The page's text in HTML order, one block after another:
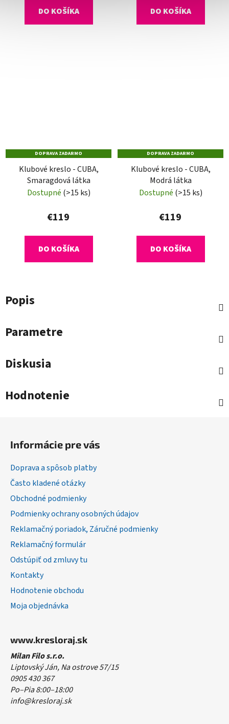
DO KOŠÍKA DO KOŠÍKA
DOPRAVA ZADARMO
Klubové kreslo - CUBA,
Smaragdová látka
Dostupné (>15 ks)
€119
DO KOŠÍKA
DOPRAVA ZADARMO
Klubové kreslo - CUBA,
Modrá látka
Dostupné (>15 ks)
€119
DO KOŠÍKA
Popis
Parametre
Diskusia
Hodnotenie
Informácie pre vás
Doprava a spôsob platby
Často kladené otázky
Obchodné podmienky
Podmienky ochrany osobných údajov
Reklamačný poriadok, Záručné podmienky
Reklamačný formulár
Odstúpiť od zmluvy tu
Kontakty
Hodnotenie obchodu
Moja objednávka
www.kresloraj.sk
Milan Filo s.r.o.
Liptovský Ján, Na ostrove 57/15
0905 430 367
Po–Pia 8:00–18:00
info@kresloraj.sk